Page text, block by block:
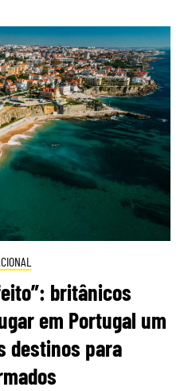
britânicos
em Portugal um
destinos para